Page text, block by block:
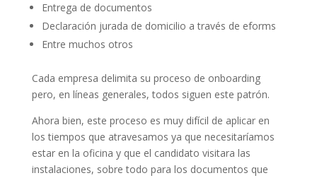
Entrega de documentos
Declaración jurada de domicilio a través de eforms
Entre muchos otros
Cada empresa delimita su proceso de onboarding
pero, en líneas generales, todos siguen este patrón.
Ahora bien, este proceso es muy difícil de aplicar en
los tiempos que atravesamos ya que necesitaríamos
estar en la oficina y que el candidato visitara las
instalaciones, sobre todo para los documentos que